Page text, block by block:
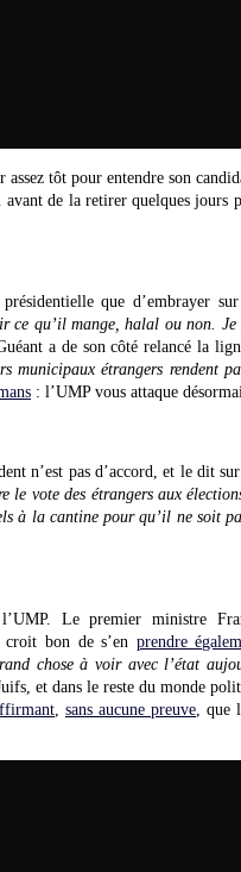
tôt pour entendre son
de la retirer quelques jours
que d’embrayer
ce qu’il mange, halal ou non.
a de son côté relancé la
municipaux étrangers rendent
: l’UMP vous attaque
n’est pas d’accord, et le dit
le vote des étrangers aux
à la cantine pour qu’il ne soit
Le premier ministre
croit bon de s’en prendre
chose à voir avec l’état
et dans le reste du monde
sans aucune preuve ,